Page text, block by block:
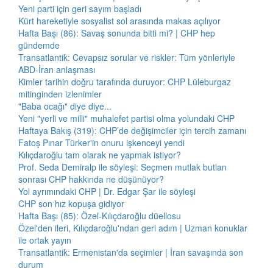
Yeni parti için geri sayım başladı
Kürt hareketiyle sosyalist sol arasında makas açılıyor
Hafta Başı (86): Savaş sonunda bitti mi? | CHP hep
gündemde
Transatlantik: Cevapsız sorular ve riskler: Tüm yönleriyle
ABD-İran anlaşması
Kimler tarihin doğru tarafında duruyor: CHP Lüleburgaz
mitinginden izlenimler
"Baba ocağı" diye diye...
Yeni "yerli ve milli" muhalefet partisi olma yolundaki CHP
Haftaya Bakış (319): CHP’de değişimciler için tercih zamanı
Fatoş Pınar Türker'in onuru işkenceyi yendi
Kılıçdaroğlu tam olarak ne yapmak istiyor?
Prof. Seda Demiralp ile söyleşi: Seçmen mutlak butlan
sonrası CHP hakkında ne düşünüyor?
Yol ayrımındaki CHP | Dr. Edgar Şar ile söyleşi
CHP son hız kopuşa gidiyor
Hafta Başı (85): Özel-Kılıçdaroğlu düellosu
Özel'den ileri, Kılıçdaroğlu'ndan geri adım | Uzman konuklar
ile ortak yayın
Transatlantik: Ermenistan'da seçimler | İran savaşında son
durum